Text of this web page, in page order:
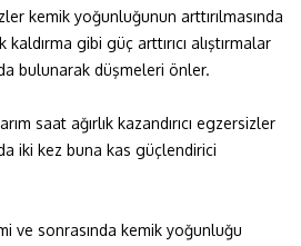
kemik yoğunluğunun arttırılmasında
gibi güç arttırıcı alıştırmalar
bulunarak düşmeleri önler.
saat ağırlık kazandırıcı egzersizler
iki kez buna kas güçlendirici
ve sonrasında kemik yoğunluğu